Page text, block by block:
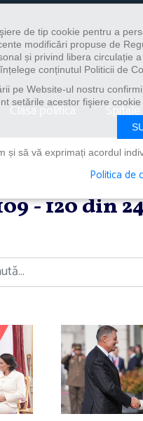
Clasa politica Spitale
- 120 din
de tip cookie pentru a
modificări propuse de
și privind libera circulație
conținutul Politicii de
pe Website-ul nostru
setările acestor fişiere
și să vă exprimați acordul
Politica de